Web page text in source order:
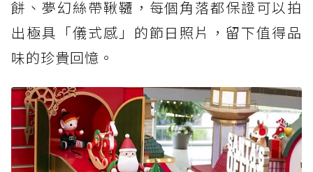
餅、夢幻絲帶鞦韆，每個角落都保證可以拍
出極具「儀式感」的節日照片，留下值得品
味的珍貴回憶。